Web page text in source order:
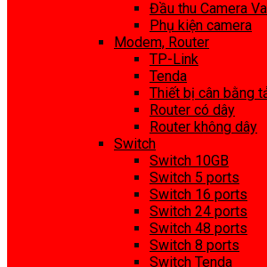
Đầu thu Camera
Phụ kiện camera
Modem, Router
TP-Link
Tenda
Thiết bị cân bằng
Router có dây
Router không dây
Switch
Switch 10GB
Switch 5 ports
Switch 16 ports
Switch 24 ports
Switch 48 ports
Switch 8 ports
Switch Tenda